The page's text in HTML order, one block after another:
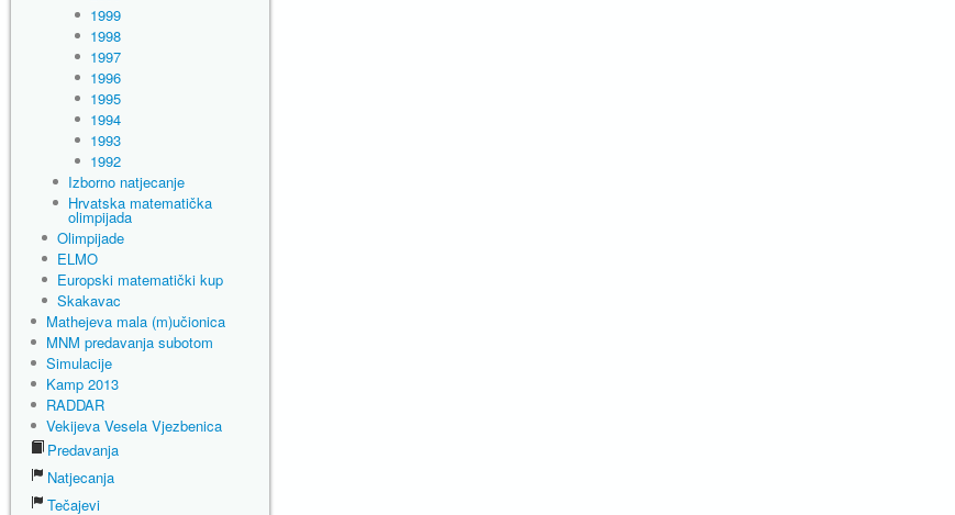
1999
1998
1997
1996
1995
1994
1993
1992
Izborno natjecanje
Hrvatska matematička
olimpijada
Olimpijade
ELMO
Europski matematički kup
Skakavac
Mathejeva mala (m)učionica
MNM predavanja subotom
Simulacije
Kamp 2013
RADDAR
Vekijeva Vesela Vjezbenica
Predavanja
Natjecanja
Tečajevi